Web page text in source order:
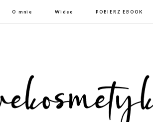
O mnie Wideo POBIERZ EBOOK